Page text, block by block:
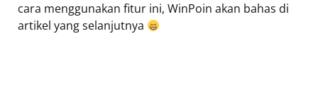
cara menggunakan fitur ini, WinPoin akan bahas di
artikel yang selanjutnya